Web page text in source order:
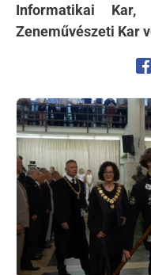
Informatikai
Zeneművészeti Kar
Kép